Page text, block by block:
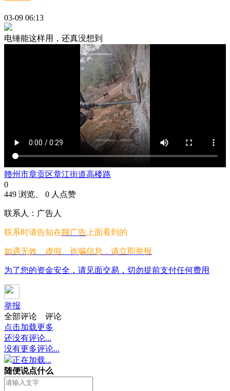
03-09 06:13
电锤能这样用，还真没想到
赣州市章贡区章江街道高楼路
0
449 浏览、 0 人点赞
联系人：广告人
联系时请告知在聊广告 上面看到的
如遇无效、虚假、诈骗信息，请立即举报
为了您的资金安全，请见面交易，切勿提前支付任何费用
举报
全部评论
评论
点击加载更多
还没有评论...
没有更多评论...
正在加载...
随便说点什么